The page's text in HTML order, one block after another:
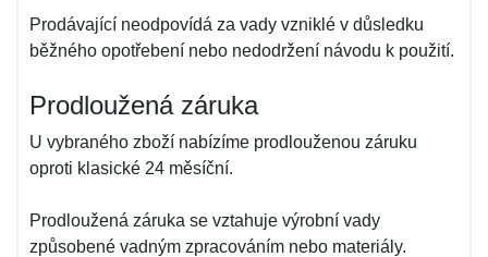
Prodávající neodpovídá za vady vzniklé v důsledku
běžného opotřebení nebo nedodržení návodu k použití.
Prodloužená záruka
U vybraného zboží nabízíme prodlouženou záruku
oproti klasické 24 měsíční.
Prodloužená záruka se vztahuje výrobní vady
způsobené vadným zpracováním nebo materiály.